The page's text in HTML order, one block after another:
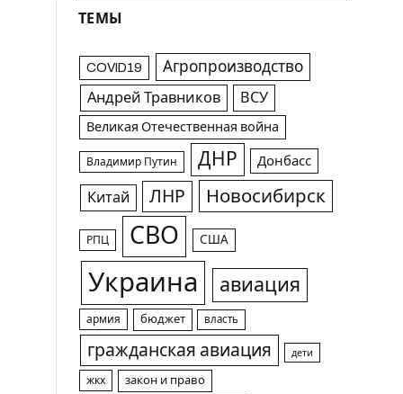
ТЕМЫ
COVID19 Агропроизводство
Андрей Травников ВСУ
Великая Отечественная война
Владимир Путин ДНР Донбасс
Китай ЛНР Новосибирск
РПЦ СВО США
Украина авиация
армия бюджет власть
гражданская авиация дети
жкх закон и право